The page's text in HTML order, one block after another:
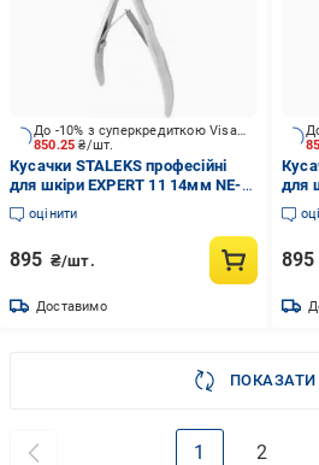
850.25₴/шт.
До -10% з суперкредиткою Visa Вигода
Кусачки STALEKS професійні
для шкіри EXPERT 11 14мм NE-
11-14
оцінити
895 ₴/шт.
Доставимо
для
100-7
895
1 2